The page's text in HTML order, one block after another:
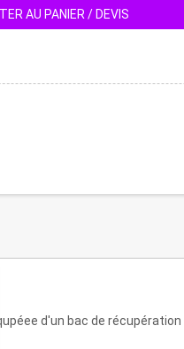
AU PANIER / DEVIS
d'un bac de récupération